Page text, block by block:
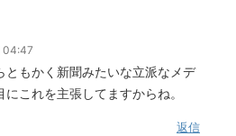
04:47
ともかく新聞みたいな立派なメデ
にこれを主張してますからね。
返信